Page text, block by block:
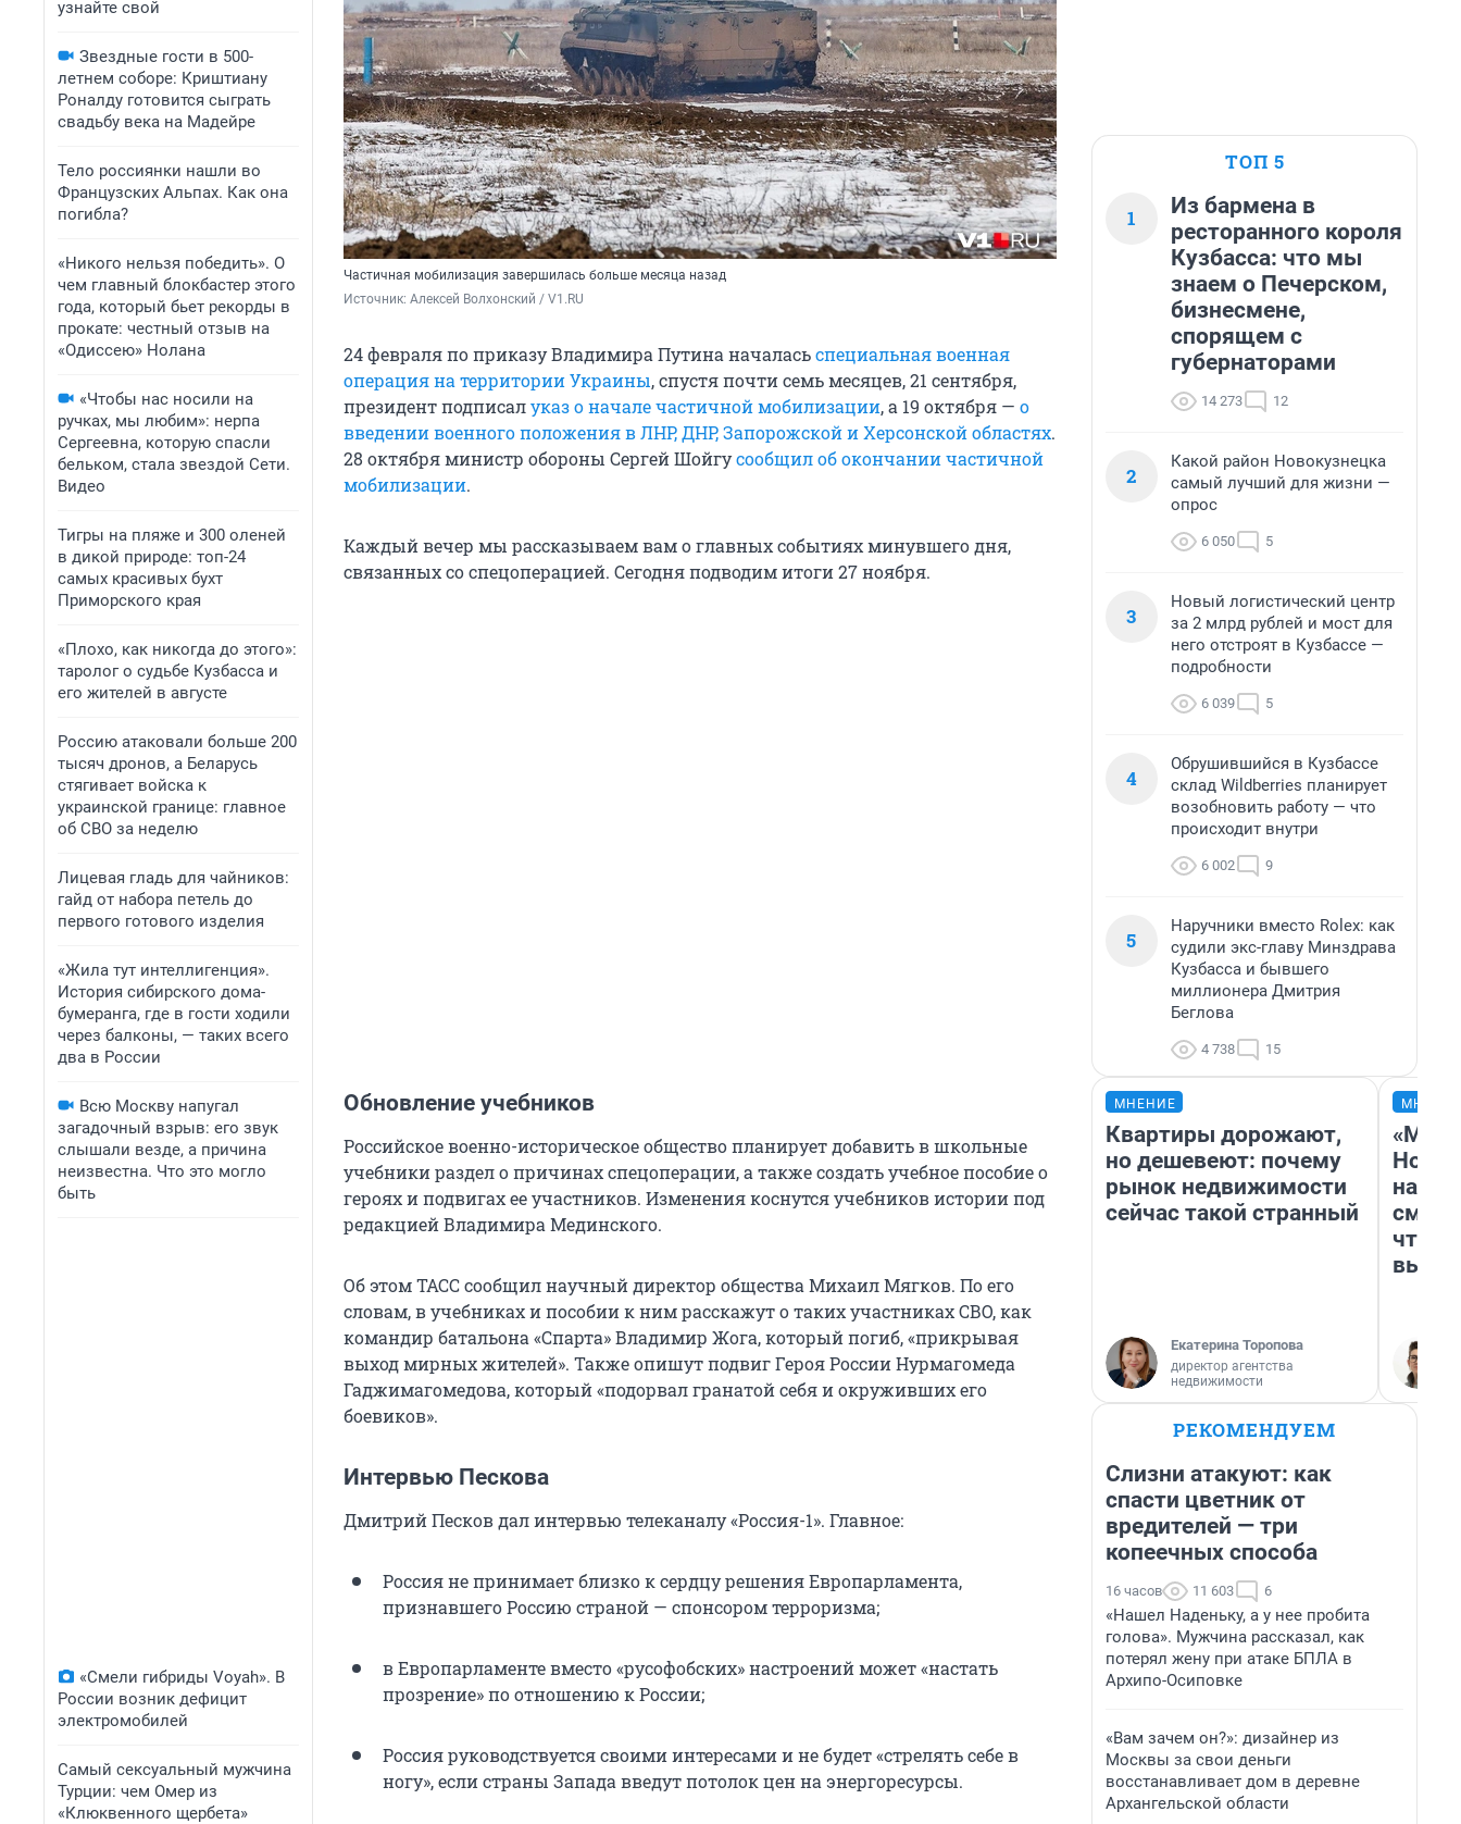
узнайте свой
Звездные гости в 500-
летнем соборе: Криштиану
Роналду готовится сыграть
свадьбу века на Мадейре
Тело россиянки нашли во
Французских Альпах. Как она
погибла?
«Никого нельзя победить». О
чем главный блокбастер этого
года, который бьет рекорды в
прокате: честный отзыв на
«Одиссею» Нолана
«Чтобы нас носили на
ручках, мы любим»: нерпа
Сергеевна, которую спасли
бельком, стала звездой Сети.
Видео
Тигры на пляже и 300 оленей
в дикой природе: топ-24
самых красивых бухт
Приморского края
«Плохо, как никогда до этого»:
таролог о судьбе Кузбасса и
его жителей в августе
Россию атаковали больше 200
тысяч дронов, а Беларусь
стягивает войска к
украинской границе: главное
об СВО за неделю
Лицевая гладь для чайников:
гайд от набора петель до
первого готового изделия
«Жила тут интеллигенция».
История сибирского дома-
бумеранга, где в гости ходили
через балконы, — таких всего
два в России
Всю Москву напугал
загадочный взрыв: его звук
слышали везде, а причина
неизвестна. Что это могло
быть
«Смели гибриды Voyah». В
России возник дефицит
электромобилей
Самый сексуальный мужчина
Турции: чем Омер из
«Клюквенного щербета»
Частичная мобилизация завершилась больше месяца назад
Источник: Алексей Волхонский / V1.RU
24 февраля по приказу Владимира Путина началасьспециальная военная
операция на территории Украины, спустя почти семь месяцев, 21 сентября,
президент подписалуказ о начале частичной мобилизации, а 19 октября — о
введении военного положения в ЛНР, ДНР, Запорожской и Херсонской областях.
28 октября министр обороны Сергей Шойгусообщил об окончании частичной
мобилизации.
Каждый вечер мы рассказываем вам о главных событиях минувшего дня,
связанных со спецоперацией. Сегодня подводим итоги 27 ноября.
Обновление учебников
Российское военно-историческое общество планирует добавить в школьные
учебники раздел о причинах спецоперации, а также создать учебное пособие о
героях и подвигах ее участников. Изменения коснутся учебников истории под
редакцией Владимира Мединского.
Об этом ТАСС сообщил научный директор общества Михаил Мягков. По его
словам, в учебниках и пособии к ним расскажут о таких участниках СВО, как
командир батальона «Спарта» Владимир Жога, который погиб, «прикрывая
выход мирных жителей». Также опишут подвиг Героя России Нурмагомеда
Гаджимагомедова, который «подорвал гранатой себя и окруживших его
боевиков».
Интервью Пескова
Дмитрий Песков дал интервью телеканалу «Россия-1». Главное:
Россия не принимает близко к сердцу решения Европарламента,
признавшего Россию страной — спонсором терроризма;
в Европарламенте вместо «русофобских» настроений может «настать
прозрение» по отношению к России;
Россия руководствуется своими интересами и не будет «стрелять себе в
ногу», если страны Запада введут потолок цен на энергоресурсы.
ТОП 5
1
Из бармена в
ресторанного короля
Кузбасса: что мы
знаем о Печерском,
бизнесмене,
спорящем с
губернаторами
14 273 12
2
Какой район Новокузнецка
самый лучший для жизни —
опрос
6 050 5
3
Новый логистический центр
за 2 млрд рублей и мост для
него отстроят в Кузбассе —
подробности
6 039 5
4
Обрушившийся в Кузбассе
склад Wildberries планирует
возобновить работу — что
происходит внутри
6 002 9
5
Наручники вместо Rolex: как
судили экс-главу Минздрава
Кузбасса и бывшего
миллионера Дмитрия
Беглова
4 738 15
МНЕНИЕ
Квартиры дорожают,
но дешевеют: почему
рынок недвижимости
сейчас такой странный
Екатерина Торопова
директор агентства
недвижимости
«Мы
РЕКОМЕНДУЕМ
Слизни атакуют: как
спасти цветник от
вредителей — три
копеечных способа
16 часов 11 603 6
«Нашел Наденьку, а у нее пробита
голова». Мужчина рассказал, как
потерял жену при атаке БПЛА в
Архипо-Осиповке
«Вам зачем он?»: дизайнер из
Москвы за свои деньги
восстанавливает дом в деревне
Архангельской области